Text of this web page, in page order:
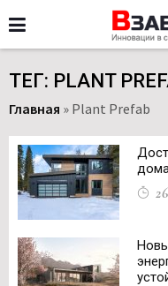
ТЕГ: PLANT
Главная » Plant Prefab